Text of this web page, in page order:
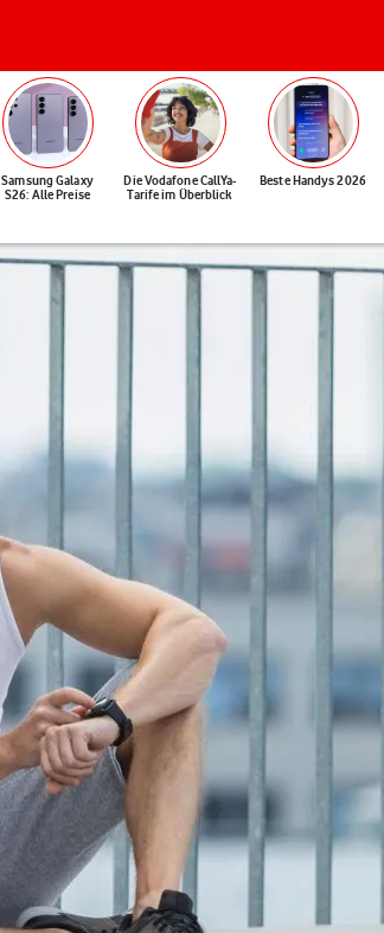
Samsung Galaxy
S26: Alle Preise
Die Vodafone CallYa-
Tarife im Überblick
Beste Handys 2026